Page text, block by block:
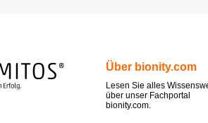
Über bionity.com
Lesen Sie alles
über unser Fachportal
bionity.com.